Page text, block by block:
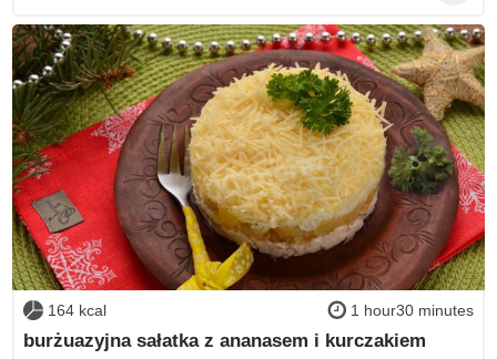
164 kcal 1 hour30 minutes
burżuazyjna sałatka z ananasem i kurczakiem